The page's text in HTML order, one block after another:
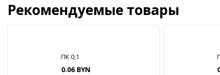
Рекомендуемые товары
ПК 0,1
0.06 BYN